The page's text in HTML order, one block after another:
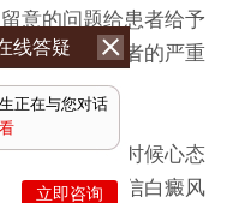
意的问题给患者给予
风，减少患者的严重
：在祛白的时候心态
心态，要相信白癜风
线答疑
正在与您对话
立即咨询